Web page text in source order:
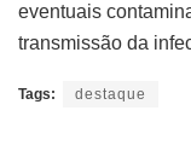
eventuais
transmissão da
Tags: destaque